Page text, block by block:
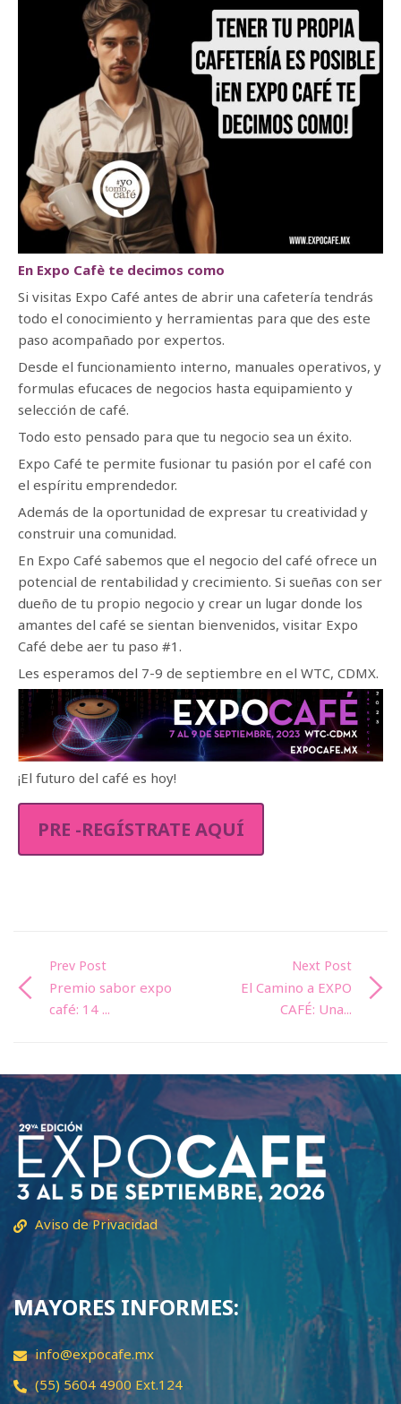
En Expo Cafè te decimos como
Si visitas Expo Café antes de abrir una cafetería tendrás
todo el conocimiento y herramientas para que des este
paso acompañado por expertos.
Desde el funcionamiento interno, manuales operativos, y
formulas efucaces de negocios hasta equipamiento y
selección de café.
Todo esto pensado para que tu negocio sea un éxito.
Expo Café te permite fusionar tu pasión por el café con
el espíritu emprendedor.
Además de la oportunidad de expresar tu creatividad y
construir una comunidad.
En Expo Café sabemos que el negocio del café ofrece un
potencial de rentabilidad y crecimiento. Si sueñas con ser
dueño de tu propio negocio y crear un lugar donde los
amantes del café se sientan bienvenidos, visitar Expo
Café debe aer tu paso #1.
Les esperamos del 7-9 de septiembre en el WTC, CDMX.
¡El futuro del café es hoy!
PRE -REGÍSTRATE AQUÍ
Prev Post
Premio sabor expo
café: 14 ...
Next Post
El Camino a EXPO
CAFÉ: Una...
Aviso de Privacidad
MAYORES INFORMES:
info@expocafe.mx
(55) 5604 4900 Ext.124